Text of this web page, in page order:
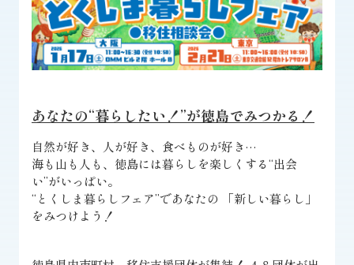
あなたの“暮らしたい！”が徳島でみつかる！
自然が好き、人が好き、食べものが好き…
海も山も人も、徳島には暮らしを楽しくする“出会
い”がいっぱい。
“とくしま暮らしフェア”であなたの 「新しい暮らし」
をみつけよう！